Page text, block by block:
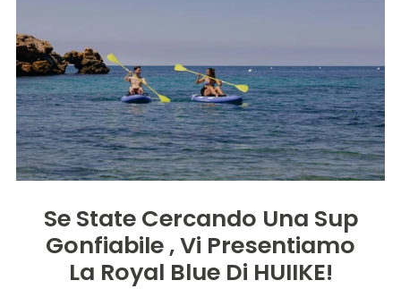
Se State Cercando Una Sup
Gonfiabile , Vi Presentiamo
La Royal Blue Di HUIIKE!